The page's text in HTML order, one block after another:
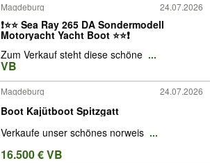
Magdeburg 24.07.2026
❗⭐⭐ Sea Ray 265 DA Sondermodell
Motoryacht Yacht Boot ⭐⭐❗
Zum Verkauf steht diese schöne ...
VB
Magdeburg 24.07.2026
Boot Kajütboot Spitzgatt
Verkaufe unser schönes norweis ...
16.500 € VB